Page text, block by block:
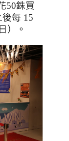
50銖買
後每 15
）。